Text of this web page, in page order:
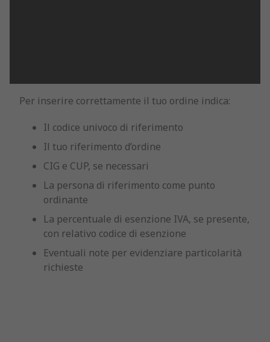
Per inserire correttamente il tuo ordine indica:
Il codice univoco di riferimento
Il tuo riferimento d’ordine
CIG e CUP, se necessari
La persona di riferimento come punto
ordinante
La percentuale di esenzione IVA, se presente,
con relativo codice di esenzione
Eventuali note per evidenziare particolarità
richieste